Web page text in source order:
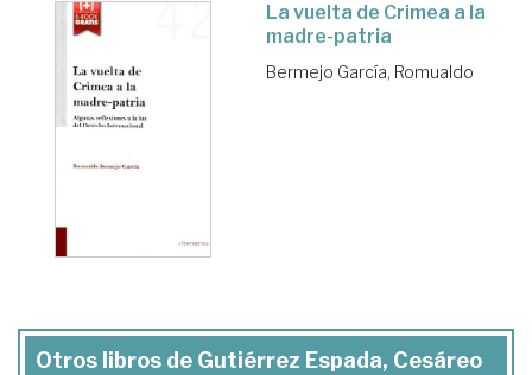
La vuelta de Crimea a la
madre-patria
Bermejo García, Romualdo
Otros libros de Gutiérrez Espada, Cesáreo